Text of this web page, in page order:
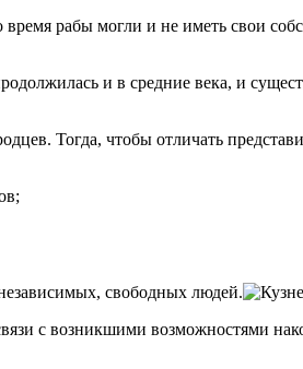
рабы могли и не иметь свои
и в средние века, и
Тогда, чтобы отличать
свободных людей.
с возникшими возможностями